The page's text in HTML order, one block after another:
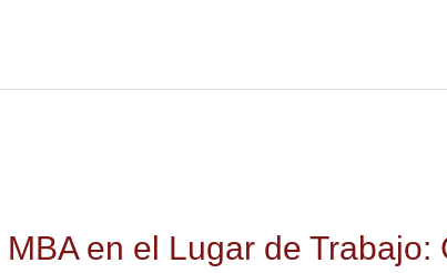
en el Lugar de Trabajo: